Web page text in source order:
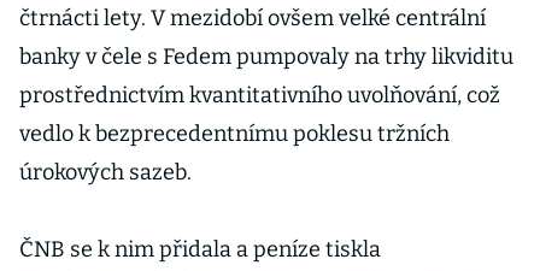
čtrnácti lety. V mezidobí ovšem velké centrální
banky v čele s Fedem pumpovaly na trhy likviditu
prostřednictvím kvantitativního uvolňování, což
vedlo k bezprecedentnímu poklesu tržních
úrokových sazeb.
ČNB se k nim přidala a peníze tiskla